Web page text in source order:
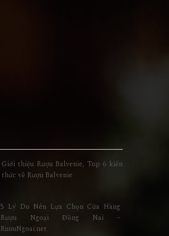
Giới thiệu Rượu Balvenie, Top 6 kiến
thức về Rượu Balvenie
5 Lý Do Nên Lựa Chọn Cửa Hàng
Rượu Ngoại Đồng Nai –
RuouNgoai.net